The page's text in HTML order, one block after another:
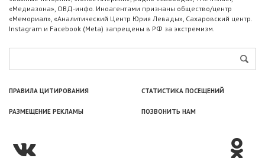
«Медиазона», ОВД-инфо. Иноагентами признаны общество/центр
«Мемориал», «Аналитический Центр Юрия Левады», Сахаровский центр.
Instagram и Facebook (Metа) запрещены в РФ за экстремизм.
ПРАВИЛА ЦИТИРОВАНИЯ СТАТИСТИКА ПОСЕЩЕНИЙ
РАЗМЕЩЕНИЕ РЕКЛАМЫ ПОЗВОНИТЬ НАМ